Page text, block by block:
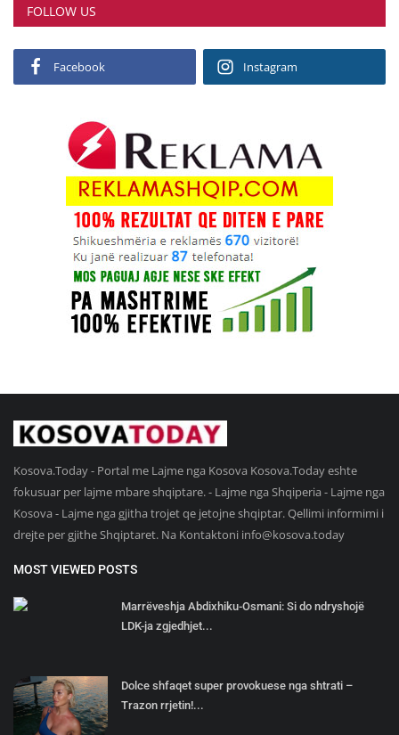
FOLLOW US
Facebook Instagram
Kosova.Today - Portal me Lajme nga Kosova Kosova.Today eshte
fokusuar per lajme mbare shqiptare. - Lajme nga Shqiperia - Lajme nga
Kosova - Lajme nga gjitha trojet qe jetojne shqiptar. Qellimi informimi i
drejte per gjithe Shqiptaret. Na Kontaktoni info@kosova.today
MOST VIEWED POSTS
Marrëveshja Abdixhiku-Osmani: Si do ndryshojë
LDK-ja zgjedhjet...
Dolce shfaqet super provokuese nga shtrati –
Trazon rrjetin!...